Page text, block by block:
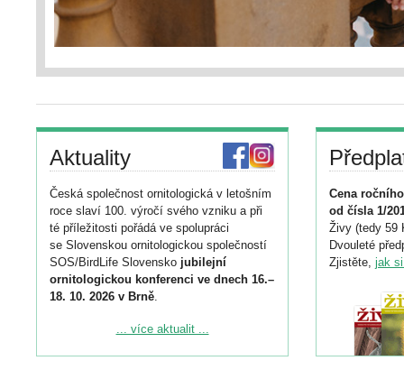
Aktuality
Česká společnost ornitologická v letošním
roce slaví 100. výročí svého vzniku a při
té příležitosti pořádá ve spolupráci
se Slovenskou ornitologickou společností
SOS/BirdLife Slovensko jubilejní
ornitologickou konferenci ve dnech 16.–
18. 10. 2026 v Brně.
Podrobnější informace ke konferenci
... více aktualit ...
Cena
od čísla 1/
Živy (tedy 59
Dvouleté
Zjistěte, jak